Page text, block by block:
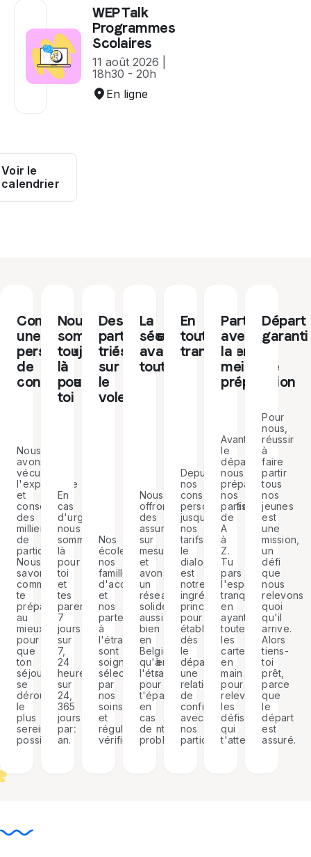
WEP Talk
Programmes
Scolaires
11 août 2026 |
18h30 - 20h
En ligne
Voir le
calendrier
Comme
une
personne
de
confiance
Nous
avons
vécu
l'expérience
et
conseillé
des
milliers
de
participants.
Nous
savons
comment
te
préparer
au
mieux
pour
que
ton
séjour
se
déroule
le
plus
sereinement
possible.
Nous
sommes
toujours
là
pour
toi
En
cas
d'urgence,
nous
sommes
là
pour
toi
et
tes
parents
7
jours
sur
7,
24
heures
sur
24,
365
jours
par
an.
Des
partenaires
triés
sur
le
volet
Nos
écoles,
nos
familles
d'accueil
et
nos
partenaires
à
l'étranger
sont
soigneusement
sélectionnés
par
nos
soins
et
régulièrement
vérifiés.
La
sécurité
avant
tout
Nous
offrons
des
assurances
sur
mesure
et
avons
un
réseau
solide
aussi
bien
en
Belgique
qu'à
l'étranger
pour
t'épauler
en
cas
de
problème.
En
toute
transparence
Depuis
nos
conseils
personnalisés
jusqu'à
nos
tarifs,
le
dialogue
est
notre
ingrédient
principal
pour
établir
dès
le
départ
une
relation
de
confiance
avec
nos
participants.
Partir
avec
la
meilleure
préparation
Avant
le
départ,
nous
préparons
nos
participants
de
A
à
Z.
Tu
pars
l'esprit
tranquille,
en
ayant
toutes
les
cartes
en
main
pour
relever
les
défis
qui
t'attendent.
Départ
garanti
Pour
nous,
réussir
à
faire
partir
tous
nos
jeunes
est
une
mission,
un
défi
que
nous
relevons
quoi
qu'il
arrive.
Alors
tiens-
toi
prêt,
parce
que
le
départ
est
assuré.